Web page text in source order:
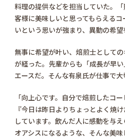
料理の提供などを担当していた。
客様に美味しいと思ってもらえる
いという思いが強まり、異動の希望
無事に希望が叶い、焙煎士として
が経った。先輩からも「成長が早
エースだ。そんな有泉氏が仕事で
「向上心です。自分で焙煎したコ
『今日は昨日よりちょっとよく焼
しています。飲んだ人に感動を与
オアシスになるような、そんな美